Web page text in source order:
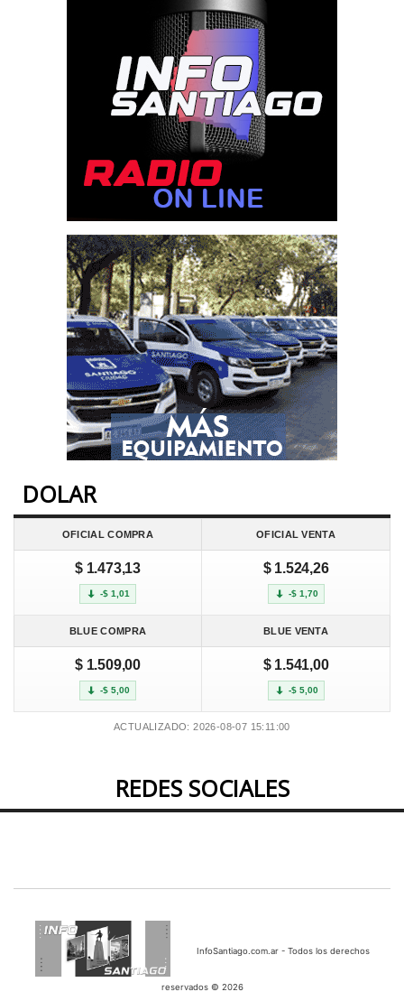
DOLAR
OFICIAL COMPRA OFICIAL VENTA
$ 1.473,13
-$ 1,01
$ 1.524,26
-$ 1,70
BLUE COMPRA BLUE VENTA
$ 1.509,00
-$ 5,00
$ 1.541,00
-$ 5,00
ACTUALIZADO: 2026-08-07 15:11:00
REDES SOCIALES
InfoSantiago.com.ar - Todos los derechos
reservados © 2026